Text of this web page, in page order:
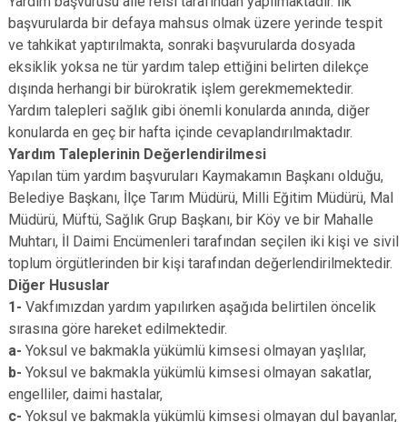
başvurularda bir defaya mahsus olmak üzere yerinde tespit
ve tahkikat yaptırılmakta, sonraki başvurularda dosyada
eksiklik yoksa ne tür yardım talep ettiğini belirten dilekçe
dışında herhangi bir bürokratik işlem gerekmemektedir.
Yardım talepleri sağlık gibi önemli konularda anında, diğer
konularda en geç bir hafta içinde cevaplandırılmaktadır.
Yardım Taleplerinin Değerlendirilmesi
Yapılan tüm yardım başvuruları Kaymakamın Başkanı olduğu,
Belediye Başkanı, İlçe Tarım Müdürü, Milli Eğitim Müdürü, Mal
Müdürü, Müftü, Sağlık Grup Başkanı, bir Köy ve bir Mahalle
Muhtarı, İl Daimi Encümenleri tarafından seçilen iki kişi ve sivil
toplum örgütlerinden bir kişi tarafından değerlendirilmektedir.
Diğer Hususlar
1- Vakfımızdan yardım yapılırken aşağıda belirtilen öncelik
sırasına göre hareket edilmektedir.
a- Yoksul ve bakmakla yükümlü kimsesi olmayan yaşlılar,
b- Yoksul ve bakmakla yükümlü kimsesi olmayan sakatlar,
engelliler, daimi hastalar,
c- Yoksul ve bakmakla yükümlü kimsesi olmayan dul bayanlar,